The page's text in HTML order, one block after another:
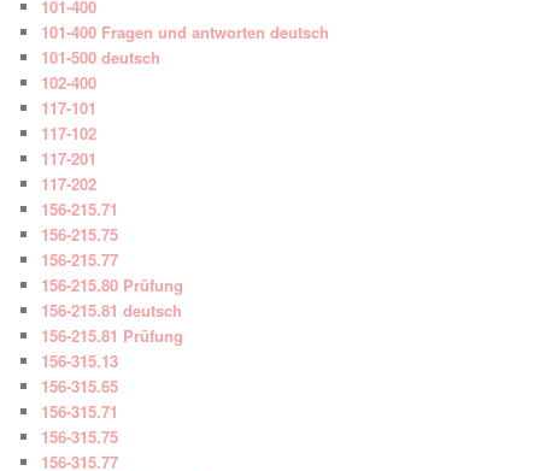
101-400
101-400 Fragen und antworten deutsch
101-500 deutsch
102-400
117-101
117-102
117-201
117-202
156-215.71
156-215.75
156-215.77
156-215.80 Prüfung
156-215.81 deutsch
156-215.81 Prüfung
156-315.13
156-315.65
156-315.71
156-315.75
156-315.77